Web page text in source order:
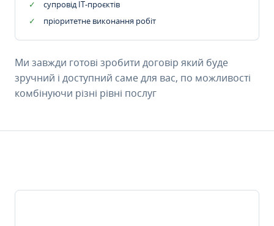
супровід ІТ-проєктів
пріоритетне виконання робіт
Ми завжди готові зробити договір який буде
зручний і доступний саме для вас, по можливості
комбінуючи різні рівні послуг